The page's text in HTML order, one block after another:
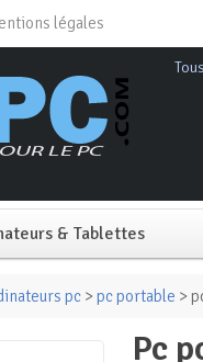
légales
& Tablettes
pc > pc portable >
pc portable gamer erazer major x20 md62614 – windows 11 – 16